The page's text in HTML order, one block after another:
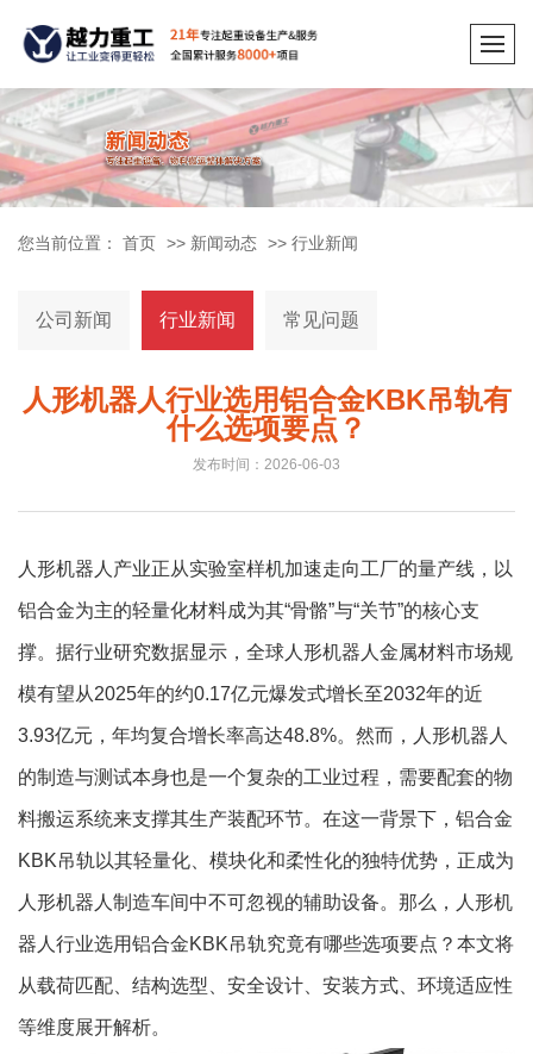
您当前位置： 首页 >> 新闻动态 >> 行业新闻
公司新闻 行业新闻 常见问题
人形机器人行业选用铝合金KBK吊轨有
什么选项要点？
发布时间：2026-06-03
人形机器人产业正从实验室样机加速走向工厂的量产线，以
铝合金为主的轻量化材料成为其“骨骼”与“关节”的核心支
撑。据行业研究数据显示，全球人形机器人金属材料市场规
模有望从2025年的约0.17亿元爆发式增长至2032年的近
3.93亿元，年均复合增长率高达48.8%。然而，人形机器人
的制造与测试本身也是一个复杂的工业过程，需要配套的物
料搬运系统来支撑其生产装配环节。在这一背景下，铝合金
KBK吊轨以其轻量化、模块化和柔性化的独特优势，正成为
人形机器人制造车间中不可忽视的辅助设备。那么，人形机
器人行业选用铝合金KBK吊轨究竟有哪些选项要点？本文将
从载荷匹配、结构选型、安全设计、安装方式、环境适应性
等维度展开解析。